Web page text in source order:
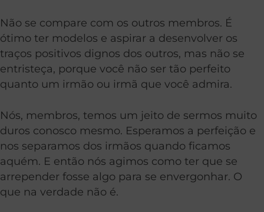
Não se compare com os outros membros. É
ótimo ter modelos e aspirar a desenvolver os
traços positivos dignos dos outros, mas não se
entristeça, porque você não ser tão perfeito
quanto um irmão ou irmã que você admira.
Nós, membros, temos um jeito de sermos muito
duros conosco mesmo. Esperamos a perfeição e
nos separamos dos irmãos quando ficamos
aquém. E então nós agimos como ter que se
arrepender fosse algo para se envergonhar. O
que na verdade não é.